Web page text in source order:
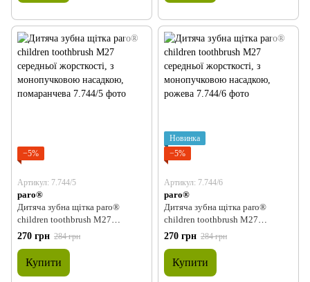
−5%
Артикул: 7.744/5
paro®
Дитяча зубна щітка paro®
children toothbrush M27
середньої жорсткості, з
монопучковою насадкою,
помаранчева
270 грн 284 грн
Купити
Новинка
−5%
Артикул: 7.744/6
paro®
Дитяча зубна щітка paro®
children toothbrush M27
середньої жорсткості, з
монопучковою насадкою,
рожева
270 грн 284 грн
Купити